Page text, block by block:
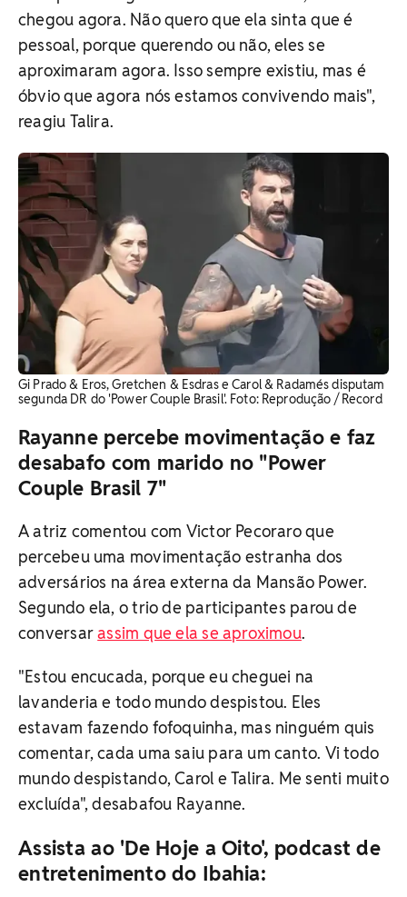
chegou agora. Não quero que ela sinta que é
pessoal, porque querendo ou não, eles se
aproximaram agora. Isso sempre existiu, mas é
óbvio que agora nós estamos convivendo mais",
reagiu Talira.
Gi Prado & Eros, Gretchen & Esdras e Carol & Radamés disputam
segunda DR do 'Power Couple Brasil'. ​Foto: Reprodução / Record
Rayanne percebe movimentação e faz
desabafo com marido no "Power
Couple Brasil 7"
A atriz comentou com Victor Pecoraro que
percebeu uma movimentação estranha dos
adversários na área externa da Mansão Power.
Segundo ela, o trio de participantes parou de
conversarassim que ela se aproximou.
"Estou encucada, porque eu cheguei na
lavanderia e todo mundo despistou. Eles
estavam fazendo fofoquinha, mas ninguém quis
comentar, cada uma saiu para um canto. Vi todo
mundo despistando, Carol e Talira. Me senti muito
excluída", desabafou Rayanne.
Assista ao 'De Hoje a Oito', podcast de
entretenimento do Ibahia: